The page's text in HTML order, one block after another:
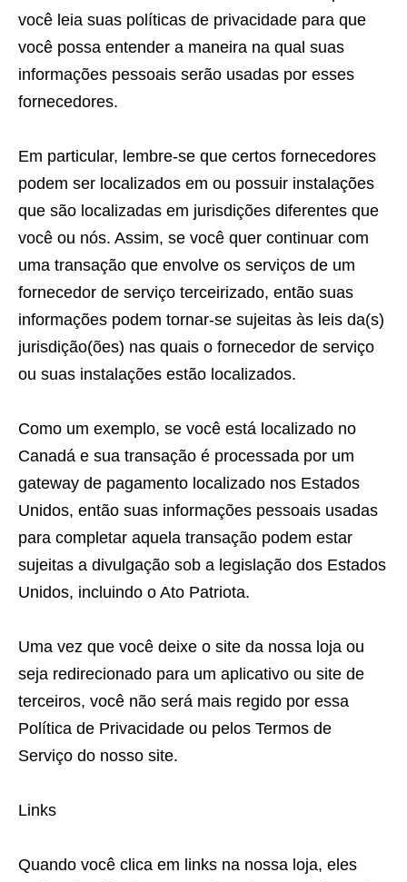
você leia suas políticas de privacidade para que
você possa entender a maneira na qual suas
informações pessoais serão usadas por esses
fornecedores.
Em particular, lembre-se que certos fornecedores
podem ser localizados em ou possuir instalações
que são localizadas em jurisdições diferentes que
você ou nós. Assim, se você quer continuar com
uma transação que envolve os serviços de um
fornecedor de serviço terceirizado, então suas
informações podem tornar-se sujeitas às leis da(s)
jurisdição(ões) nas quais o fornecedor de serviço
ou suas instalações estão localizados.
Como um exemplo, se você está localizado no
Canadá e sua transação é processada por um
gateway de pagamento localizado nos Estados
Unidos, então suas informações pessoais usadas
para completar aquela transação podem estar
sujeitas a divulgação sob a legislação dos Estados
Unidos, incluindo o Ato Patriota.
Uma vez que você deixe o site da nossa loja ou
seja redirecionado para um aplicativo ou site de
terceiros, você não será mais regido por essa
Política de Privacidade ou pelos Termos de
Serviço do nosso site.
Links
Quando você clica em links na nossa loja, eles